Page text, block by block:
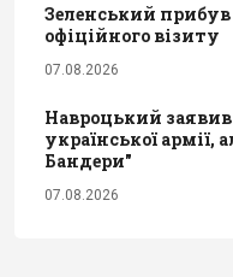
Зеленський прибув
офіційного візиту
07.08.2026
Навроцький
української армії,
Бандери"
07.08.2026